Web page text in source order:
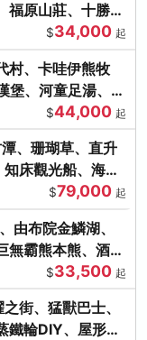
福原山莊、十勝牧
$34,000 起
村、卡哇伊熊牧
堡、河童足湯、奇
$44,000 起
、珊瑚草、直升
床觀光船、海膽
$79,000 起
由布院金鱗湖、
無霸熊本熊、酒造
$33,500 起
街、猛獸巴士、
鐵輪DIY、屋形船